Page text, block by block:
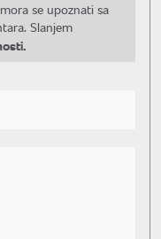
se upoznati sa
Slanjem